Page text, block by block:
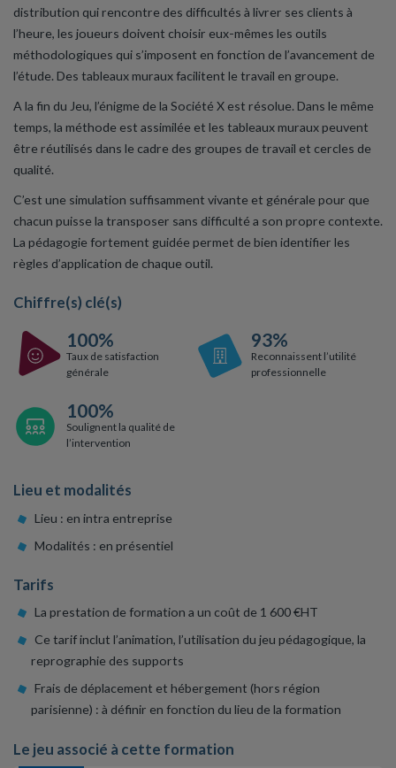
distribution qui rencontre des difficultés à livrer ses clients à
l’heure, les joueurs doivent choisir eux-mêmes les outils
méthodologiques qui s’imposent en fonction de l’avancement de
l’étude. Des tableaux muraux facilitent le travail en groupe.
A la fin du Jeu, l’énigme de la Société X est résolue. Dans le même
temps, la méthode est assimilée et les tableaux muraux peuvent
être réutilisés dans le cadre des groupes de travail et cercles de
qualité.
C’est une simulation suffisamment vivante et générale pour que
chacun puisse la transposer sans difficulté a son propre contexte.
La pédagogie fortement guidée permet de bien identifier les
règles d’application de chaque outil.
Chiffre(s) clé(s)
100%
Taux de satisfaction
générale
93%
Reconnaissent l’utilité
professionnelle
100%
Soulignent la qualité de
l’intervention
Lieu et modalités
Lieu : en intra entreprise
Modalités : en présentiel
Tarifs
La prestation de formation a un coût de 1 600 €HT
Ce tarif inclut l’animation, l’utilisation du jeu pédagogique, la
reprographie des supports
Frais de déplacement et hébergement (hors région
parisienne) : à définir en fonction du lieu de la formation
Le jeu associé à cette formation